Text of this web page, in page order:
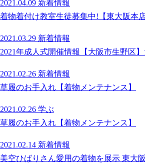
2021.04.09 新着情報
着物着付け教室生徒募集中!【東大阪本店
2021.03.29 新着情報
2021年成人式開催情報【大阪市生野区
2021.02.26 新着情報
草履のお手入れ【着物メンテナンス】
2021.02.26 学ぶ
草履のお手入れ【着物メンテナンス】
2021.02.14 新着情報
美空ひばりさん愛用の着物を展示 東大